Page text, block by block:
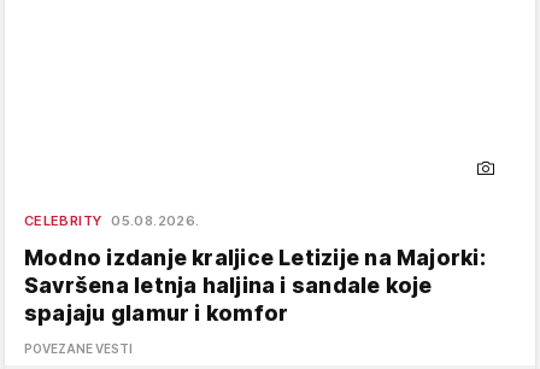
CELEBRITY 05.08.2026.
Modno izdanje kraljice Letizije na Majorki:
Savršena letnja haljina i sandale koje
spajaju glamur i komfor
POVEZANE VESTI